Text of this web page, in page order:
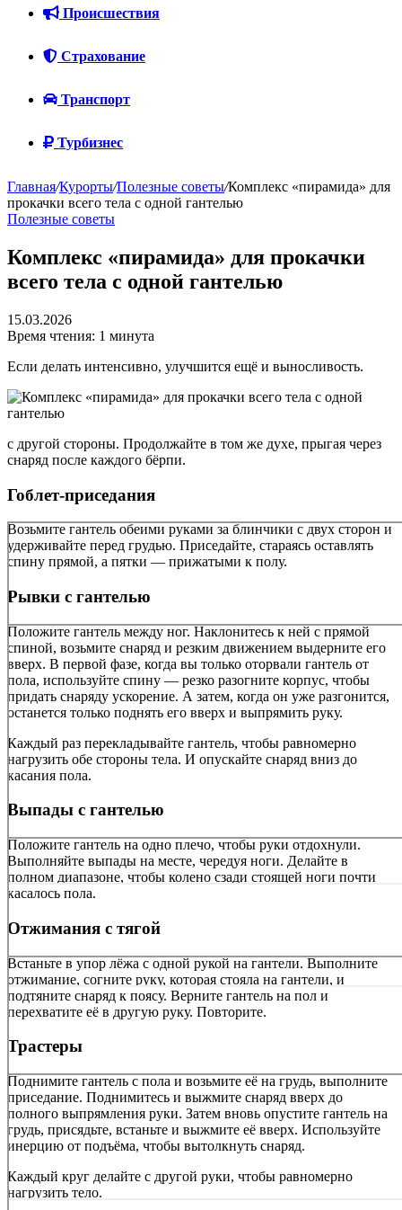
Происшествия
Страхование
Транспорт
Турбизнес
Главная/Курорты/Полезные советы/Комплекс «пирамида» для
прокачки всего тела с одной гантелью
Полезные советы
Комплекс «пирамида» для прокачки
всего тела с одной гантелью
15.03.2026
Время чтения: 1 минута
Если делать интенсивно, улучшится ещё и выносливость.
с другой стороны. Продолжайте в том же духе, прыгая через
снаряд после каждого бёрпи.
Гоблет-приседания
Возьмите гантель обеими руками за блинчики с двух сторон и
удерживайте перед грудью. Приседайте, стараясь оставлять
спину прямой, а пятки — прижатыми к полу.
Рывки с гантелью
Положите гантель между ног. Наклонитесь к ней с прямой
спиной, возьмите снаряд и резким движением выдерните его
вверх. В первой фазе, когда вы только оторвали гантель от
пола, используйте спину — резко разогните корпус, чтобы
придать снаряду ускорение. А затем, когда он уже разгонится,
останется только поднять его вверх и выпрямить руку.
Каждый раз перекладывайте гантель, чтобы равномерно
нагрузить обе стороны тела. И опускайте снаряд вниз до
касания пола.
Выпады с гантелью
Положите гантель на одно плечо, чтобы руки отдохнули.
Выполняйте выпады на месте, чередуя ноги. Делайте в
полном диапазоне, чтобы колено сзади стоящей ноги почти
касалось пола.
Отжимания с тягой
Встаньте в упор лёжа с одной рукой на гантели. Выполните
отжимание, согните руку, которая стояла на гантели, и
подтяните снаряд к поясу. Верните гантель на пол и
перехватите её в другую руку. Повторите.
Трастеры
Поднимите гантель с пола и возьмите её на грудь, выполните
приседание. Поднимитесь и выжмите снаряд вверх до
полного выпрямления руки. Затем вновь опустите гантель на
грудь, присядьте, встаньте и выжмите её вверх. Используйте
инерцию от подъёма, чтобы вытолкнуть снаряд.
Каждый круг делайте с другой руки, чтобы равномерно
нагрузить тело.